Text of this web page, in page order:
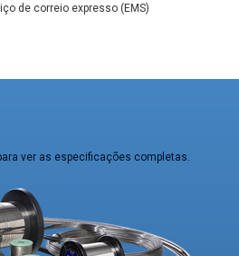
de correio expresso (EMS)
ver as especificações completas.